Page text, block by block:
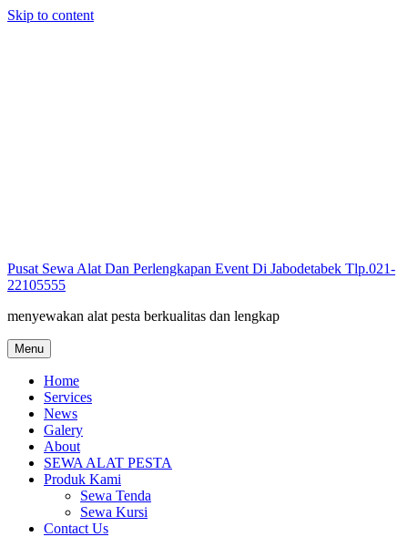
Skip to content
Pusat Sewa Alat Dan Perlengkapan Event Di Jabodetabek Tlp.021-
22105555
menyewakan alat pesta berkualitas dan lengkap
Menu
Home
Services
News
Galery
About
SEWA ALAT PESTA
Produk Kami
Sewa Tenda
Sewa Kursi
Contact Us